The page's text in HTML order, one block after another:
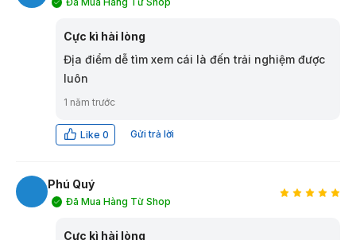
Cực kì hài lòng
Địa điểm dễ tìm xem cái là đến trải nghiệm được
luôn
1 năm trước
Like 0 Gửi trả lời
Phú Quý
Đã Mua Hàng Từ Shop
Cực kì hài lòng